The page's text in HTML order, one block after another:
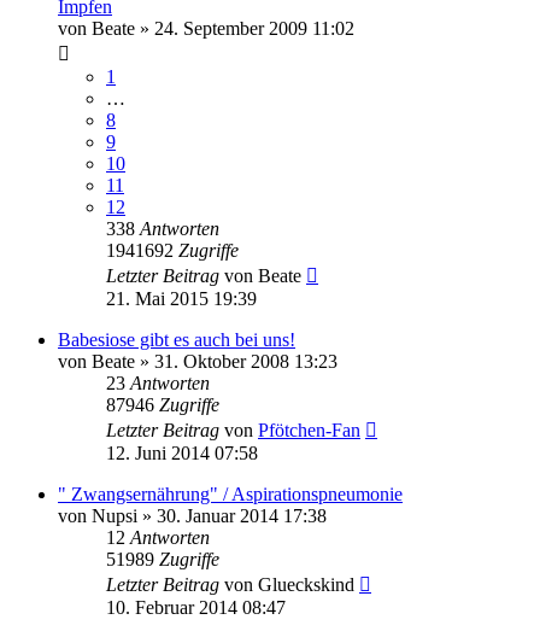
Impfen
von Beate » 24. September 2009 11:02
1
…
8
9
10
11
12
338 Antworten
1941692 Zugriffe
Letzter Beitrag von Beate
21. Mai 2015 19:39
Babesiose gibt es auch bei uns!
von Beate » 31. Oktober 2008 13:23
23 Antworten
87946 Zugriffe
Letzter Beitrag von Pfötchen-Fan
12. Juni 2014 07:58
" Zwangsernährung" / Aspirationspneumonie
von Nupsi » 30. Januar 2014 17:38
12 Antworten
51989 Zugriffe
Letzter Beitrag von Glueckskind
10. Februar 2014 08:47